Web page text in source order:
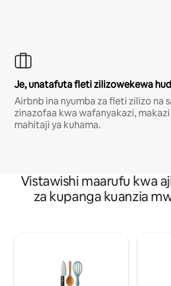
Je, unatafuta fleti zilizowekewa
Airbnb ina nyumba za fleti zilizo na
zinazofaa kwa wafanyakazi, makazi
mahitaji ya kuhama.
Vistawishi maarufu kwa
za kupanga kuanzia